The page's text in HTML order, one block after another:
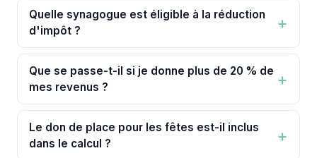
Quelle synagogue est éligible à la réduction
d'impôt ?
Que se passe-t-il si je donne plus de 20 % de
mes revenus ?
Le don de place pour les fêtes est-il inclus
dans le calcul ?